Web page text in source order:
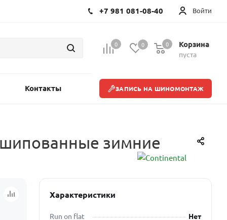
Войти
+7 981 081-08-40
0 0 Корзина
пуста
0
Контакты ЗАПИСЬ НА ШИНОМОНТАЖ
зимние
Характеристики
Run on flat
Нет